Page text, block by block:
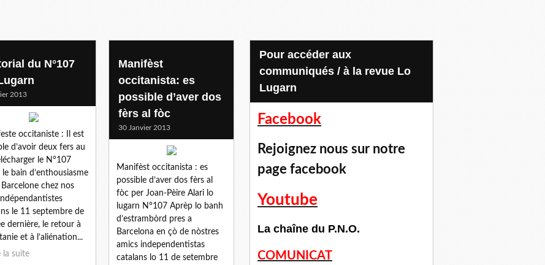
du N°107
2013
occitaniste : Il est
d’avoir deux fers au
le N°107
le bain d’enthousiasme
chez nos
le 11 septembre de
dernière, le retour à
et à l’aliénation...
la suite
Manifèst
occitanista: es
possible d’aver dos
fèrs al fòc
30 Janvier 2013
Manifèst occitanista : es
possible d’aver dos fèrs al
fòc per Joan-Pèire Alari lo
lugarn N°107 Aprèp lo banh
d’estrambòrd pres a
Barcelona en çò de nòstres
amics independentistas
catalans lo 11 de setembre
Pour accéder aux
communiqués / à la revue Lo
Lugarn
Facebook
Rejoignez nous sur notre
page facebook
Youtube
La chaîne du P.N.O.
COMUNICAT